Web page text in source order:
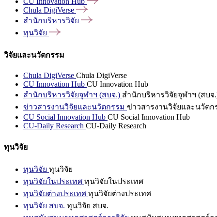
Chula DigiVerse
สำนักบริหารวิจัย
ทุนวิจัย
วิจัยและนวัตกรรม
Chula DigiVerse Chula DigiVerse
CU Innovation Hub CU Innovation Hub
สำนักบริหารวิจัยจุฬาฯ (สบจ.) สำนักบริหารวิจัยจุฬาฯ (สบจ
ข่าวสารงานวิจัยและนวัตกรรม ข่าวสารงานวิจัยและนวัตก
CU Social Innovation Hub CU Social Innovation Hub
CU-Daily Research CU-Daily Research
ทุนวิจัย
ทุนวิจัย ทุนวิจัย
ทุนวิจัยในประเทศ ทุนวิจัยในประเทศ
ทุนวิจัยต่างประเทศ ทุนวิจัยต่างประเทศ
ทุนวิจัย สบจ. ทุนวิจัย สบจ.